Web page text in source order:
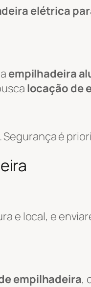
elétrica
empilhadeira
locação de
Segurança é
e local, e
empilhadeira,